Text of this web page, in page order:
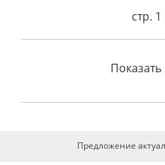
стр. 1
Аффинный шифр
Предложение